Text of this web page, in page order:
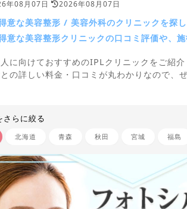
年08月07日 2026年08月07日
意な美容整形 / 美容外科のクリニックを探
意な美容整形クリニックの口コミ評価や、
に向けておすすめのIPLクリニックをご紹介
の詳しい料金・口コミが丸わかりなので、
さらに絞る
北海道 青森 秋田 宮城 福島